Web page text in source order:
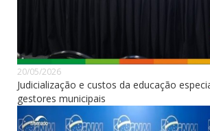
20/05/2026
Judicialização e custos da educação
gestores municipais